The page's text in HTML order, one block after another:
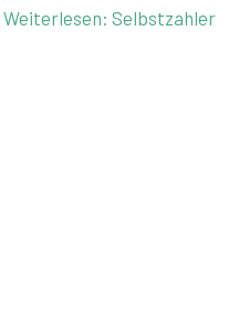
Weiterlesen: Selbstzahler